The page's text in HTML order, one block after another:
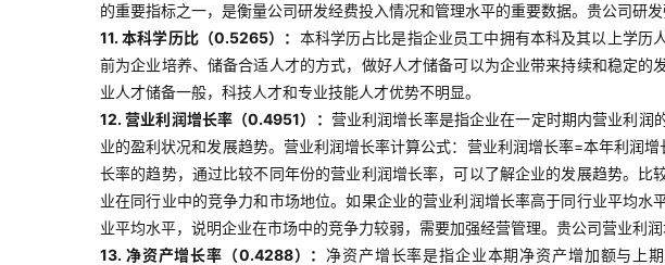
的重要指标之一，是衡量公司研发经费投入情况和管理水平的重要数据。贵公司研
11. 本科学历比（0.5265）： 本科学历占比是指企业员工中拥有本科及其以上学历
前为企业培养、储备合适人才的方式，做好人才储备可以为企业带来持续和稳定
业人才储备一般，科技人才和专业技能人才优势不明显。
12. 营业利润增长率（0.4951）： 营业利润增长率是指企业在一定时期内营业利润
业的盈利状况和发展趋势。营业利润增长率计算公式：营业利润增长率=本年利润
长率的趋势，通过比较不同年份的营业利润增长率，可以了解企业的发展趋势。
业在同行业中的竞争力和市场地位。如果企业的营业利润增长率高于同行业平均
业平均水平，说明企业在市场中的竞争力较弱，需要加强经营管理。贵公司营业利
13. 净资产增长率（0.4288）： 净资产增长率是指企业本期净资产增加额与上